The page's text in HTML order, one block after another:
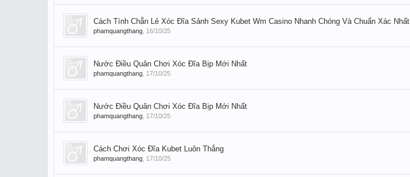
Cách Tính Chẵn Lẻ Xóc Đĩa Sảnh Sexy Kubet Wm Casino Nhanh Chóng Và Chuẩn Xác Nhất
phamquangthang 16/10/25
Nước Điều Quân Chơi Xóc Đĩa Bịp Mới Nhất
phamquangthang 17/10/25
Nước Điều Quân Chơi Xóc Đĩa Bịp Mới Nhất
phamquangthang 17/10/25
Cách Chơi Xóc Đĩa Kubet Luôn Thắng
phamquangthang 17/10/25